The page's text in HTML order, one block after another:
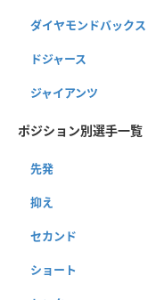
ダイヤモンドバックス
ドジャース
ジャイアンツ
ポジション別選手一覧
先発
抑え
セカンド
ショート